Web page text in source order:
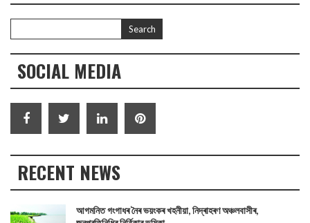
SOCIAL MEDIA
RECENT NEWS
আগমনিত গংগাধৰ নৈৰ ভয়ংকৰ খহনীয়া, নিদ্ৰাহৰণ অঞ্চলবাসীৰ,